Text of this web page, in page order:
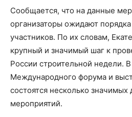
Сообщается, что на данные
организаторы ожидают
участников. По их словам,
крупный и значимый шаг к
России строительной недели.
Международного форума и
состоятся несколько значимых
мероприятий.